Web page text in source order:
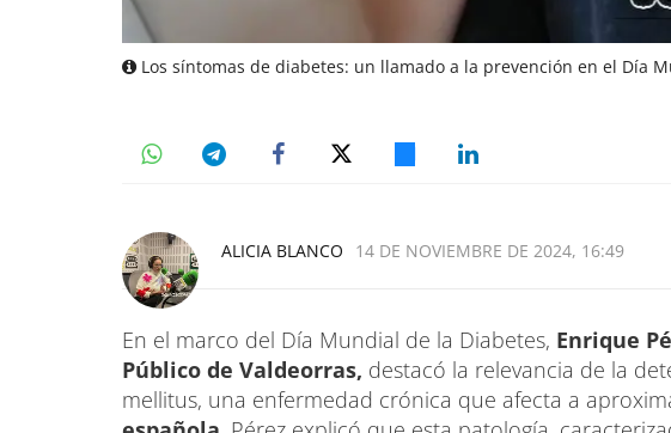
Los síntomas de diabetes: un llamado a la prevención en el Día
ALICIA BLANCO 14 DE NOVIEMBRE DE 2024, 16:49
En el marco del Día Mundial de la Diabetes, Enrique
Público de Valdeorras, destacó la relevancia de la
mellitus, una enfermedad crónica que afecta a